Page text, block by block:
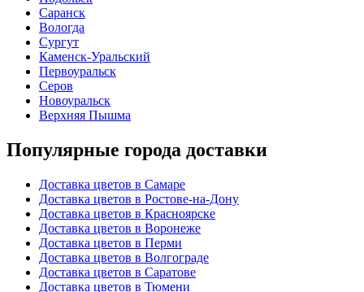
Саранск
Вологда
Сургут
Каменск-Уральский
Первоуральск
Серов
Новоуральск
Верхняя Пышма
Популярные города доставки
Доставка цветов в Самаре
Доставка цветов в Ростове-на-Дону
Доставка цветов в Красноярске
Доставка цветов в Воронеже
Доставка цветов в Перми
Доставка цветов в Волгограде
Доставка цветов в Саратове
Доставка цветов в Тюмени